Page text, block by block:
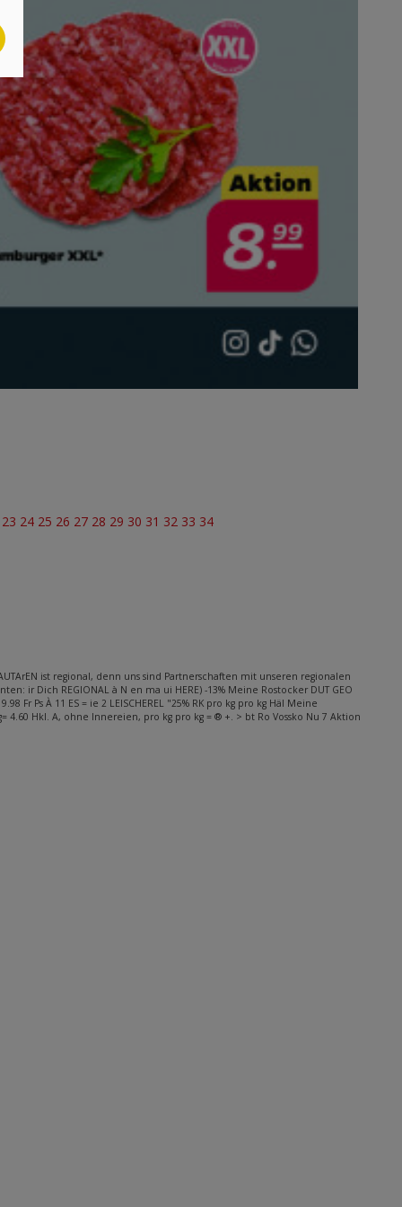
23 24 25 26 27 28 29 30 31 32 33 34
ist regional, denn uns sind Partnerschaften mit unseren regionalen
ir Dich REGIONAL à N en ma ui HERE) -13% Meine Rostocker DUT GEO
Fr Ps À 11 ES = ie 2 LEISCHEREL "25% RK pro kg pro kg Häl Meine
Hkl. A, ohne Innereien, pro kg pro kg = ® +. > bt Ro Vossko Nu 7 Aktion